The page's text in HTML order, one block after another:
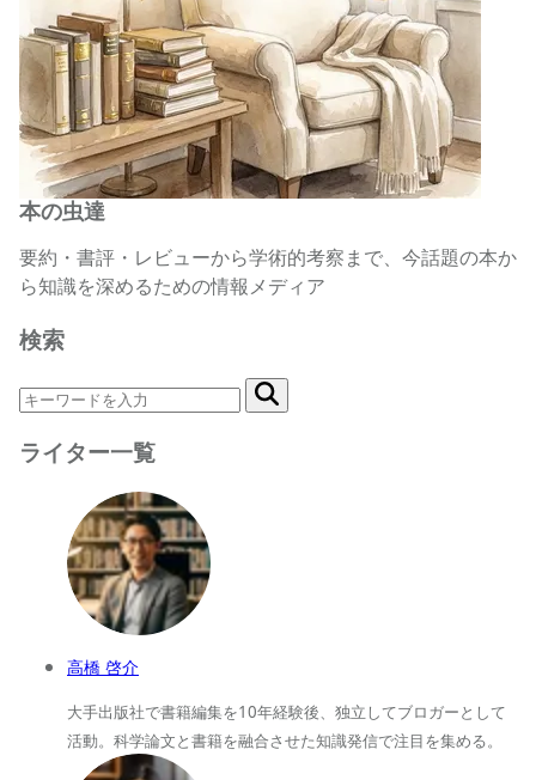
本の虫達
要約・書評・レビューから学術的考察まで、今話題の本か
ら知識を深めるための情報メディア
検索
ライター一覧
高橋 啓介
大手出版社で書籍編集を10年経験後、独立してブロガーとして
活動。科学論文と書籍を融合させた知識発信で注目を集める。